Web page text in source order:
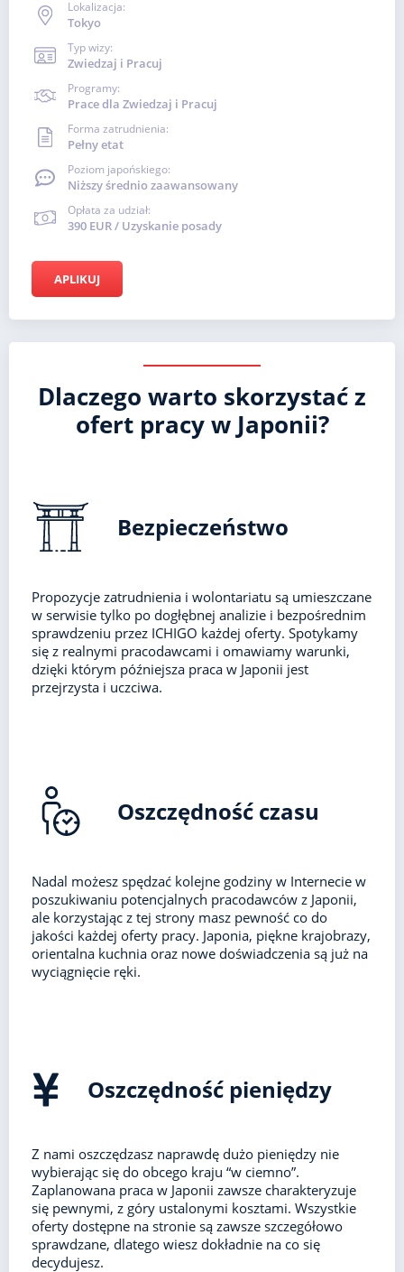
Lokalizacja:
Tokyo
Typ wizy:
Zwiedzaj i Pracuj
Programy:
Prace dla Zwiedzaj i Pracuj
Forma zatrudnienia:
Pełny etat
Poziom japońskiego:
Niższy średnio zaawansowany
Opłata za udział:
390 EUR / Uzyskanie posady
APLIKUJ
Dlaczego warto skorzystać z
ofert pracy w Japonii?
Bezpieczeństwo
Propozycje zatrudnienia i wolontariatu są umieszczane
w serwisie tylko po dogłębnej analizie i bezpośrednim
sprawdzeniu przez ICHIGO każdej oferty. Spotykamy
się z realnymi pracodawcami i omawiamy warunki,
dzięki którym późniejsza praca w Japonii jest
przejrzysta i uczciwa.
Oszczędność czasu
Nadal możesz spędzać kolejne godziny w Internecie w
poszukiwaniu potencjalnych pracodawców z Japonii,
ale korzystając z tej strony masz pewność co do
jakości każdej oferty pracy. Japonia, piękne krajobrazy,
orientalna kuchnia oraz nowe doświadczenia są już na
wyciągnięcie ręki.
Oszczędność pieniędzy
Z nami oszczędzasz naprawdę dużo pieniędzy nie
wybierając się do obcego kraju “w ciemno”.
Zaplanowana praca w Japonii zawsze charakteryzuje
się pewnymi, z góry ustalonymi kosztami. Wszystkie
oferty dostępne na stronie są zawsze szczegółowo
sprawdzane, dlatego wiesz dokładnie na co się
decydujesz.